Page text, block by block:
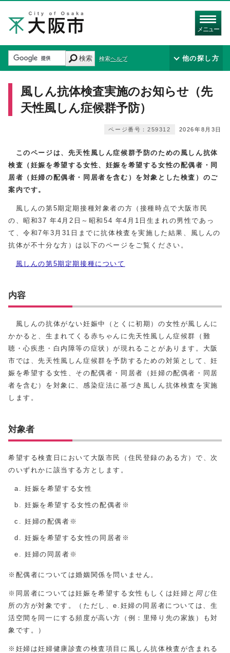
メニュー
検索 検索ヘルプ 他の探し方
風しん抗体検査実施のお知らせ（先
天性風しん症候群予防）
2026年8月3日
ページ番号：259312
このページは、先天性風しん症候群予防のための風しん抗体
検査（妊娠を希望する女性、 妊娠を希望する女性の配偶者・同
居者（妊婦の配偶者・同居者を含む）を対象とした検査）のご
案内です。
風しんの第5期定期接種対象者の方（接種時点で大阪市民
の、昭和37 年4月2日～昭和54 年4月1日生まれの男性であっ
て、令和7年3月31日までに抗体検査を実施した結果、風しんの
抗体が不十分な方）は以下のページをご覧ください。
風しんの第5期定期接種について
内容
風しんの抗体がない妊娠中（とくに初期）の女性が風しんに
かかると、生まれてくる赤ちゃんに先天性風しん症候群（難
聴・心疾患・白内障等の症状）が現れることがあります。大阪
市では、先天性風しん症候群を予防するための対策として、妊
娠を希望する女性、その配偶者・同居者（妊婦の配偶者・同居
者を含む）を対象に、感染症法に基づき風しん抗体検査を実施
します。
対象者
希望する検査日において大阪市民（住民登録のある方）で、次
のいずれかに該当する方とします。
妊娠を希望する女性
妊娠を希望する女性の配偶者※
妊婦の配偶者※
妊娠を希望する女性の同居者※
妊婦の同居者※
※配偶者については婚姻関係を問いません。
※同居者については妊娠を希望する女性もしくは妊婦と 同じ住
所の方が対象です。（ただし、e.妊婦の同居者については、生
活空間を同一にする頻度が高い方（例：里帰り先の家族）も対
象です。）
※妊婦は妊婦健康診査の検査項目に風しん抗体検査が含まれる